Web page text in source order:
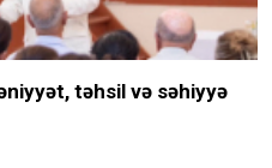
təhsil və səhiyyə